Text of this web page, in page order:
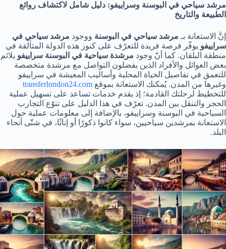
مرشد سياحي في البوسنة وسراييفو: دليل شامل لاكتشاف روائع
الطبيعة والتاريخ
إنَّ الاستعانة بـ مرشد سياحي في البوسنة ووجود مرشد سياحي في
سراييفو يوفّر فرصة فريدة للتعرّف على كنوز هذه الدولة المتألقة في
منطقة البلقان. كما أنّ وجود مرشدة سياحية في البوسنة سراييفو يلائم
بعض العوائل والأفراد الذين يفضلون التواصل مع مرشدة متخصصة
للتعمق في تفاصيل الحياة المحلية وأساليب المعيشة في سراييفو
وغيرها من المدن. يُمكنك الاستعانة بموقع transferlondon24.com
للتخطيط لرحلتك القادمة؛ إذ يقدم خدمات تساعد على تسهيل عملية
الحجز والتنقل بين المدن. تعرّف في هذا الدليل على تنوّع التجارب
السياحية في البوسنة وسراييفو، بالإضافة إلى معلومات عملية حول
الاستعانة بمرشدين سياحيين، سواء كانوا ذكورًا أو إناثًا، في شتّى أنحاء
البلد.